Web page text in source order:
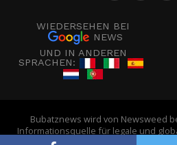
WIEDERSEHEN BEI
NEWS
UND IN ANDEREN
SPRACHEN:
Bubatznews wird von Newsweed
Informationsquelle für legale und
Europa. - ©